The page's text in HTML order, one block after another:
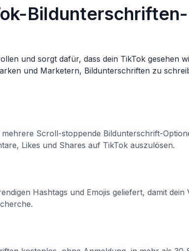
und sorgt dafür, dass dein TikTok gesehen
und Marketern, Bildunterschriften zu
Scroll-stoppende Bildunterschrift-
Likes und Shares auf TikTok auszulösen.
Hashtags und Emojis geliefert, damit dein